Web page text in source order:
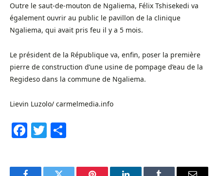
Outre le saut-de-mouton de Ngaliema, Félix Tshisekedi va
également ouvrir au public le pavillon de la clinique
Ngaliema, qui avait pris feu il y a 5 mois.
Le président de la République va, enfin, poser la première
pierre de construction d’une usine de pompage d’eau de la
Regideso dans la commune de Ngaliema.
Lievin Luzolo/ carmelmedia.info
Facebook
Twitter